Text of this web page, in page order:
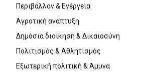
Περιβάλλον & Ενέργεια
Αγροτική ανάπτυξη
Δημόσια διοίκηση & Δικαιοσύνη
Πολιτισμός & Αθλητισμός
Εξωτερική πολιτική & Άμυνα